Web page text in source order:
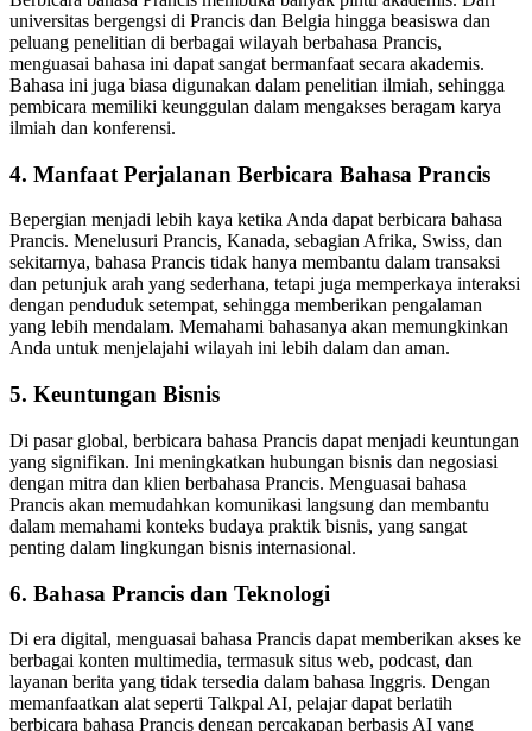
universitas bergengsi di Prancis dan Belgia hingga beasiswa dan
peluang penelitian di berbagai wilayah berbahasa Prancis,
menguasai bahasa ini dapat sangat bermanfaat secara akademis.
Bahasa ini juga biasa digunakan dalam penelitian ilmiah, sehingga
pembicara memiliki keunggulan dalam mengakses beragam karya
ilmiah dan konferensi.
4. Manfaat Perjalanan Berbicara Bahasa Prancis
Bepergian menjadi lebih kaya ketika Anda dapat berbicara bahasa
Prancis. Menelusuri Prancis, Kanada, sebagian Afrika, Swiss, dan
sekitarnya, bahasa Prancis tidak hanya membantu dalam transaksi
dan petunjuk arah yang sederhana, tetapi juga memperkaya interaksi
dengan penduduk setempat, sehingga memberikan pengalaman
yang lebih mendalam. Memahami bahasanya akan memungkinkan
Anda untuk menjelajahi wilayah ini lebih dalam dan aman.
5. Keuntungan Bisnis
Di pasar global, berbicara bahasa Prancis dapat menjadi keuntungan
yang signifikan. Ini meningkatkan hubungan bisnis dan negosiasi
dengan mitra dan klien berbahasa Prancis. Menguasai bahasa
Prancis akan memudahkan komunikasi langsung dan membantu
dalam memahami konteks budaya praktik bisnis, yang sangat
penting dalam lingkungan bisnis internasional.
6. Bahasa Prancis dan Teknologi
Di era digital, menguasai bahasa Prancis dapat memberikan akses ke
berbagai konten multimedia, termasuk situs web, podcast, dan
layanan berita yang tidak tersedia dalam bahasa Inggris. Dengan
memanfaatkan alat seperti Talkpal AI, pelajar dapat berlatih
berbicara bahasa Prancis dengan percakapan berbasis AI yang